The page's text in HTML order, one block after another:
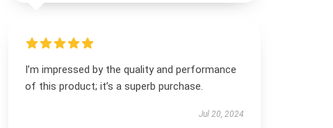
I’m impressed by the quality and performance
of this product; it’s a superb purchase.
Jul 20, 2024